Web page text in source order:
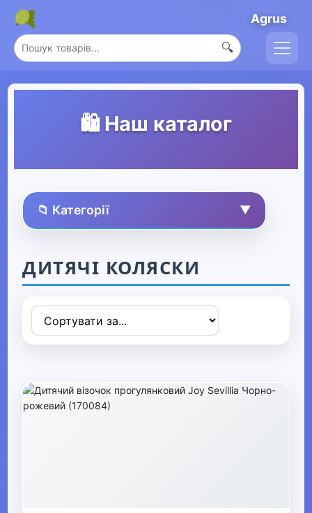
Agrus
🔍
🛍️ Наш каталог
📁 Категорії ▼
▶ Спорт та захоплення
▼ Товари для дітей
Коляски та автокрісла
ДИТЯЧІ КОЛЯСКИ